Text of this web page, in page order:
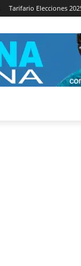
Tarifario Elecciones